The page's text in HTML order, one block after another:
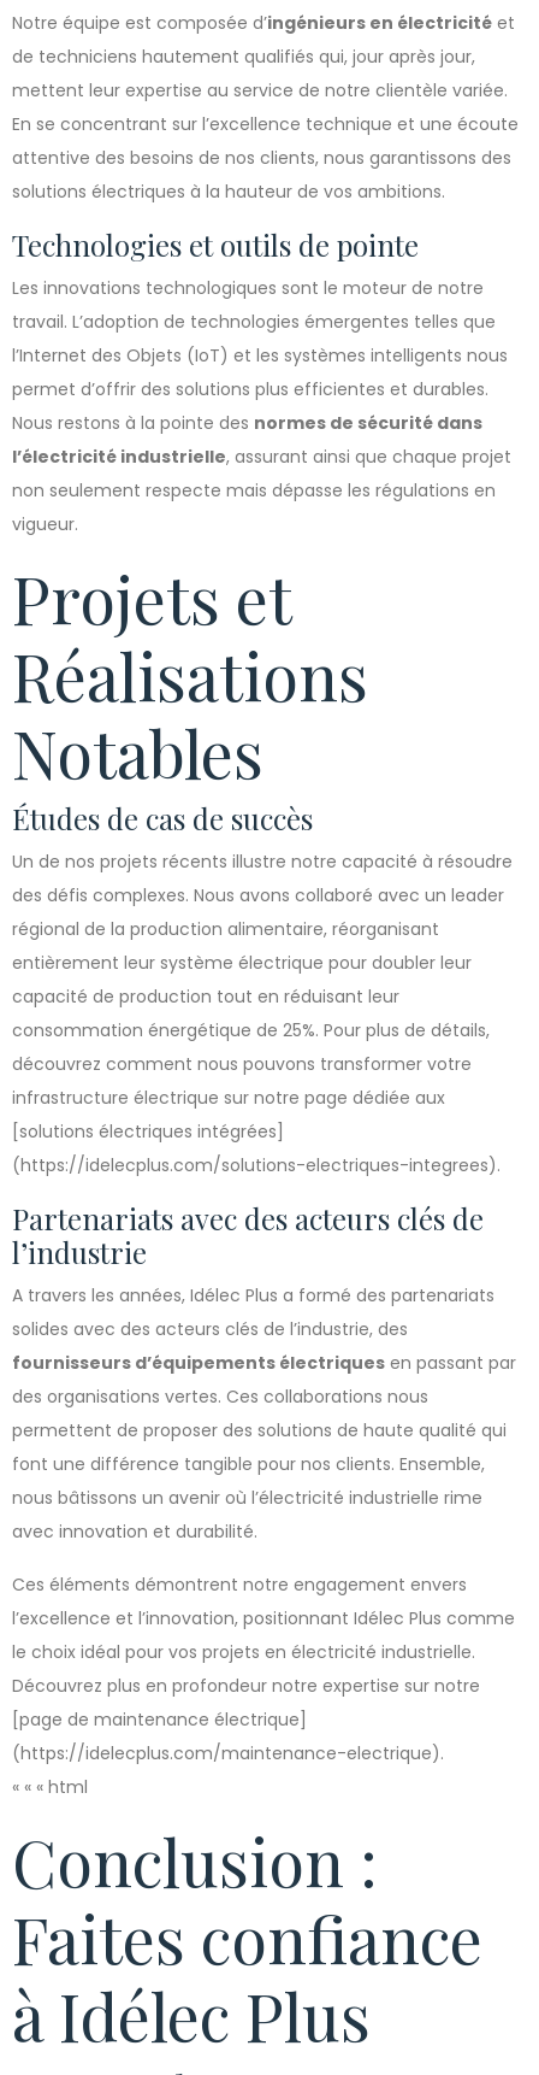
Notre équipe est composée d’ingénieurs en électricité et
de techniciens hautement qualifiés qui, jour après jour,
mettent leur expertise au service de notre clientèle variée.
En se concentrant sur l’excellence technique et une écoute
attentive des besoins de nos clients, nous garantissons des
solutions électriques à la hauteur de vos ambitions.
Technologies et outils de pointe
Les innovations technologiques sont le moteur de notre
travail. L’adoption de technologies émergentes telles que
l’Internet des Objets (IoT) et les systèmes intelligents nous
permet d’offrir des solutions plus efficientes et durables.
Nous restons à la pointe des normes de sécurité dans
l’électricité industrielle, assurant ainsi que chaque projet
non seulement respecte mais dépasse les régulations en
vigueur.
Projets et
Réalisations
Notables
Études de cas de succès
Un de nos projets récents illustre notre capacité à résoudre
des défis complexes. Nous avons collaboré avec un leader
régional de la production alimentaire, réorganisant
entièrement leur système électrique pour doubler leur
capacité de production tout en réduisant leur
consommation énergétique de 25%. Pour plus de détails,
découvrez comment nous pouvons transformer votre
infrastructure électrique sur notre page dédiée aux
[solutions électriques intégrées]
(https://idelecplus.com/solutions-electriques-integrees).
Partenariats avec des acteurs clés de
l’industrie
A travers les années, Idélec Plus a formé des partenariats
solides avec des acteurs clés de l’industrie, des
fournisseurs d’équipements électriques en passant par
des organisations vertes. Ces collaborations nous
permettent de proposer des solutions de haute qualité qui
font une différence tangible pour nos clients. Ensemble,
nous bâtissons un avenir où l’électricité industrielle rime
avec innovation et durabilité.
Ces éléments démontrent notre engagement envers
l’excellence et l’innovation, positionnant Idélec Plus comme
le choix idéal pour vos projets en électricité industrielle.
Découvrez plus en profondeur notre expertise sur notre
[page de maintenance électrique]
(https://idelecplus.com/maintenance-electrique).
« « « html
Conclusion :
Faites confiance
à Idélec Plus